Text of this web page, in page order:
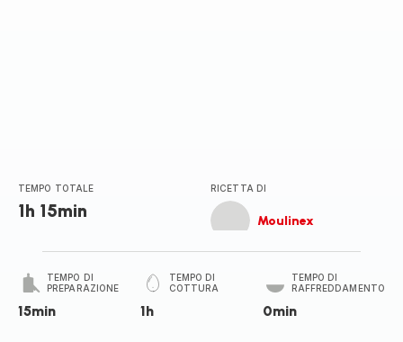
TEMPO TOTALE
1h 15min
RICETTA DI
Moulinex
TEMPO DI
PREPARAZIONE
15min
TEMPO DI
COTTURA
1h
TEMPO DI
RAFFREDDAMENTO
0min